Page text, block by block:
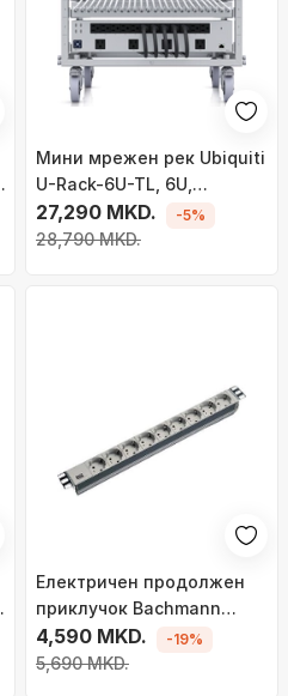
Мини мрежен рек Ubiquiti
U-Rack-6U-TL, 6U,
монтирање без алат, сив
27,290 MKD.
28,790 MKD.
-5%
Електричен продолжен
приклучок Bachmann
Power Strip Outlet Box,
алуминиум, сив
4,590 MKD.
5,690 MKD.
-19%